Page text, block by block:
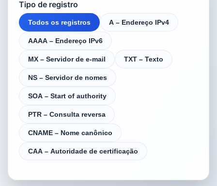
Tipo de registro
Todos os registros A – Endereço IPv4
AAAA – Endereço IPv6
MX – Servidor de e-mail TXT – Texto
NS – Servidor de nomes
SOA – Start of authority
PTR – Consulta reversa
CNAME – Nome canônico
CAA – Autoridade de certificação